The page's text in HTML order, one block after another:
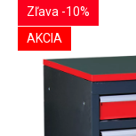
Zľava -10%
AKCIA